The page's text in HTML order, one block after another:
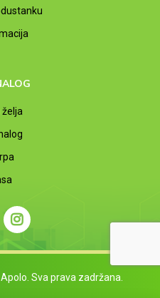
želja
Sva prava zadržana.